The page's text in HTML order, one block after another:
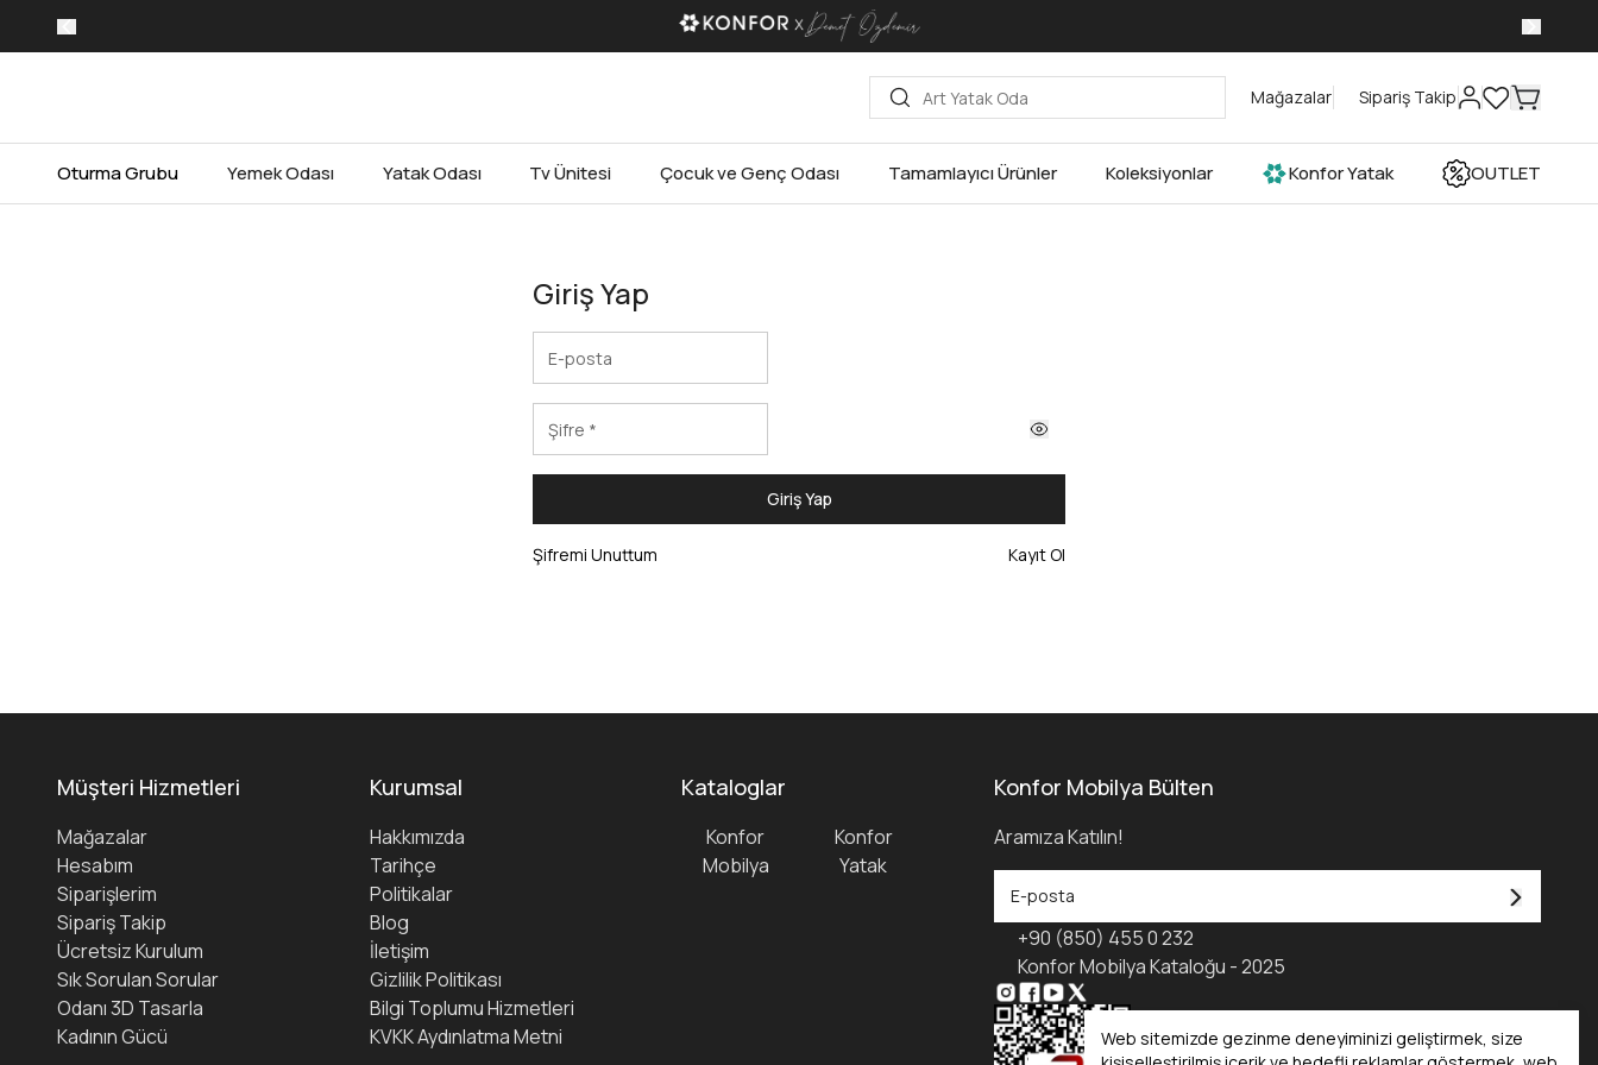
Web sitemizde gezinme deneyiminizi geliştirmek, size
Mağazalar Sipariş Takip
Oturma Grubu Yemek Odası Yatak Odası Tv Ünitesi Çocuk ve Genç Odası Tamamlayıcı Ürünler Koleksiyonlar Konfor Yatak OUTLET
Giriş Yap
Giriş Yap
Şifremi Unuttum Kayıt Ol
Müşteri Hizmetleri
Mağazalar
Hesabım
Siparişlerim
Sipariş Takip
Ücretsiz Kurulum
Sık Sorulan Sorular
Odanı 3D Tasarla
Kadının Gücü
Kurumsal
Hakkımızda
Tarihçe
Politikalar
Blog
İletişim
Gizlilik Politikası
Bilgi Toplumu Hizmetleri
KVKK Aydınlatma Metni
Kataloglar
Konfor
Mobilya
Konfor
Yatak
Konfor Mobilya Bülten
Aramıza Katılın!
+90 (850) 455 0 232
Konfor Mobilya Kataloğu - 2025